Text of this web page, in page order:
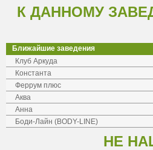
К ДАННОМУ
Ближайшие заведения
Клуб Аркуда
Константа
Феррум плюс
Аква
Анна
Боди-Лайн (BODY-LINE)
НЕ